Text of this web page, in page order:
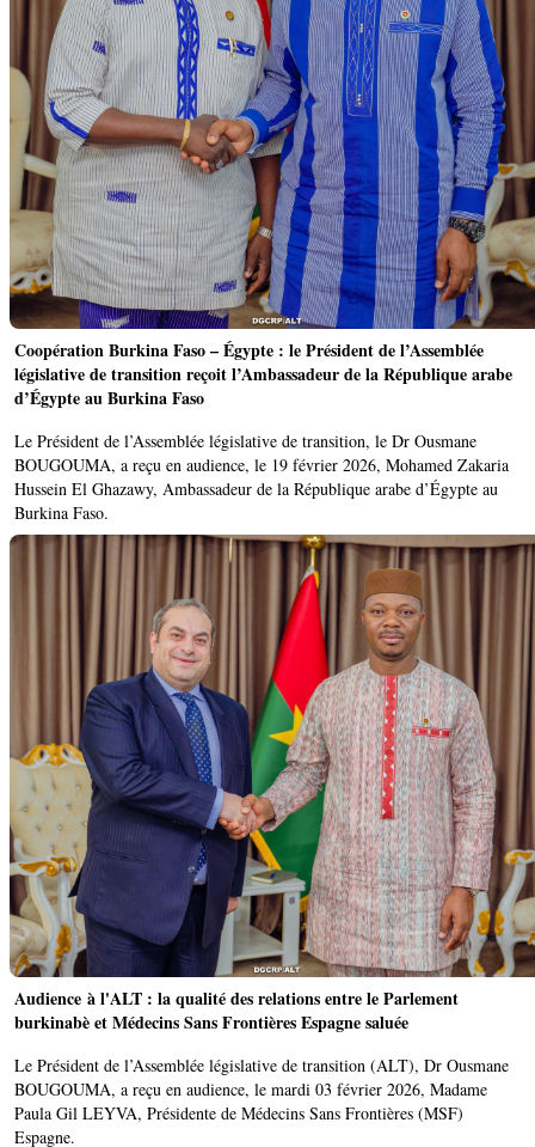
Coopération Burkina Faso – Égypte : le Président de l’Assemblée
législative de transition reçoit l’Ambassadeur de la République arabe
d’Égypte au Burkina Faso
Le Président de l’Assemblée législative de transition, le Dr Ousmane
BOUGOUMA, a reçu en audience, le 19 février 2026, Mohamed Zakaria
Hussein El Ghazawy, Ambassadeur de la République arabe d’Égypte au
Burkina Faso.
Audience à l'ALT : la qualité des relations entre le Parlement
burkinabè et Médecins Sans Frontières Espagne saluée ‎
‎Le Président de l’Assemblée législative de transition (ALT), Dr Ousmane
BOUGOUMA, a reçu en audience, le mardi 03 février 2026, Madame
Paula Gil LEYVA, Présidente de Médecins Sans Frontières (MSF)
Espagne. ‎